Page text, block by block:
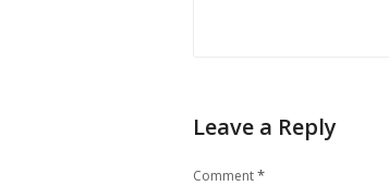
Leave a Reply
Comment*